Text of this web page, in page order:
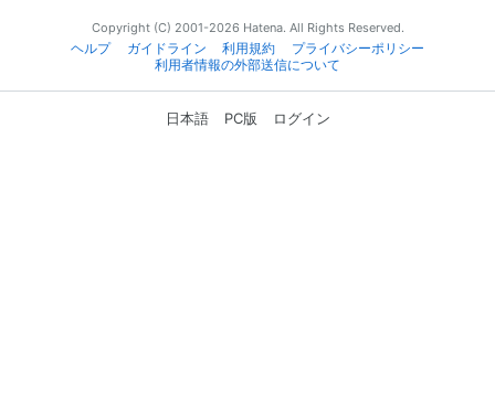
Copyright (C) 2001-2026 Hatena. All Rights Reserved.
ヘルプ
ガイドライン 利用規約
プライバシーポリシー
利用者情報の外部送信について
日本語 PC版 ログイン